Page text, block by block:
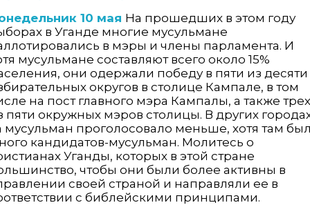
10 мая На прошедших в этом году
в Уганде многие мусульмане
в мэры и члены парламента. И
мусульмане составляют всего около 15%
они одержали победу в пяти из десяти
округов в столице Кампале, в том
на пост главного мэра Кампалы, а также трех
пяти окружных мэров столицы. В других
мусульман проголосовало меньше, хотя там
кандидатов-мусульман. Молитесь о
Уганды, которых в этой стране
чтобы они были более активны в
своей страной и направляли ее в
с библейскими принципами.